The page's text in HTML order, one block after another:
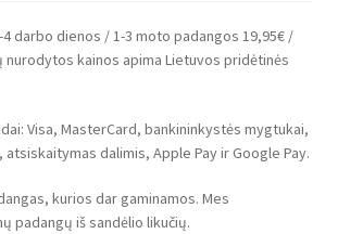
darbo dienos / 1-3 moto padangos 19,95€ /
nurodytos kainos apima Lietuvos pridėtinės
Visa, MasterCard, bankininkystės mygtukai,
dalimis, Apple Pay ir Google Pay.
kurios dar gaminamos. Mes
padangų iš sandėlio likučių.